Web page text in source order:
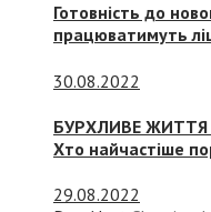
Готовність до
працюватимуть
30.08.2022
БУРХЛИВЕ ЖИТТЯ
Хто найчастіше
29.08.2022